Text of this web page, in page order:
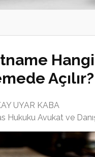
Hangi
Açılır?
UYAR KABA
Hukuku Avukat ve